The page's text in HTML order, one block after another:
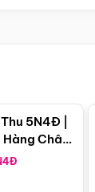
5N4Đ |
Châu